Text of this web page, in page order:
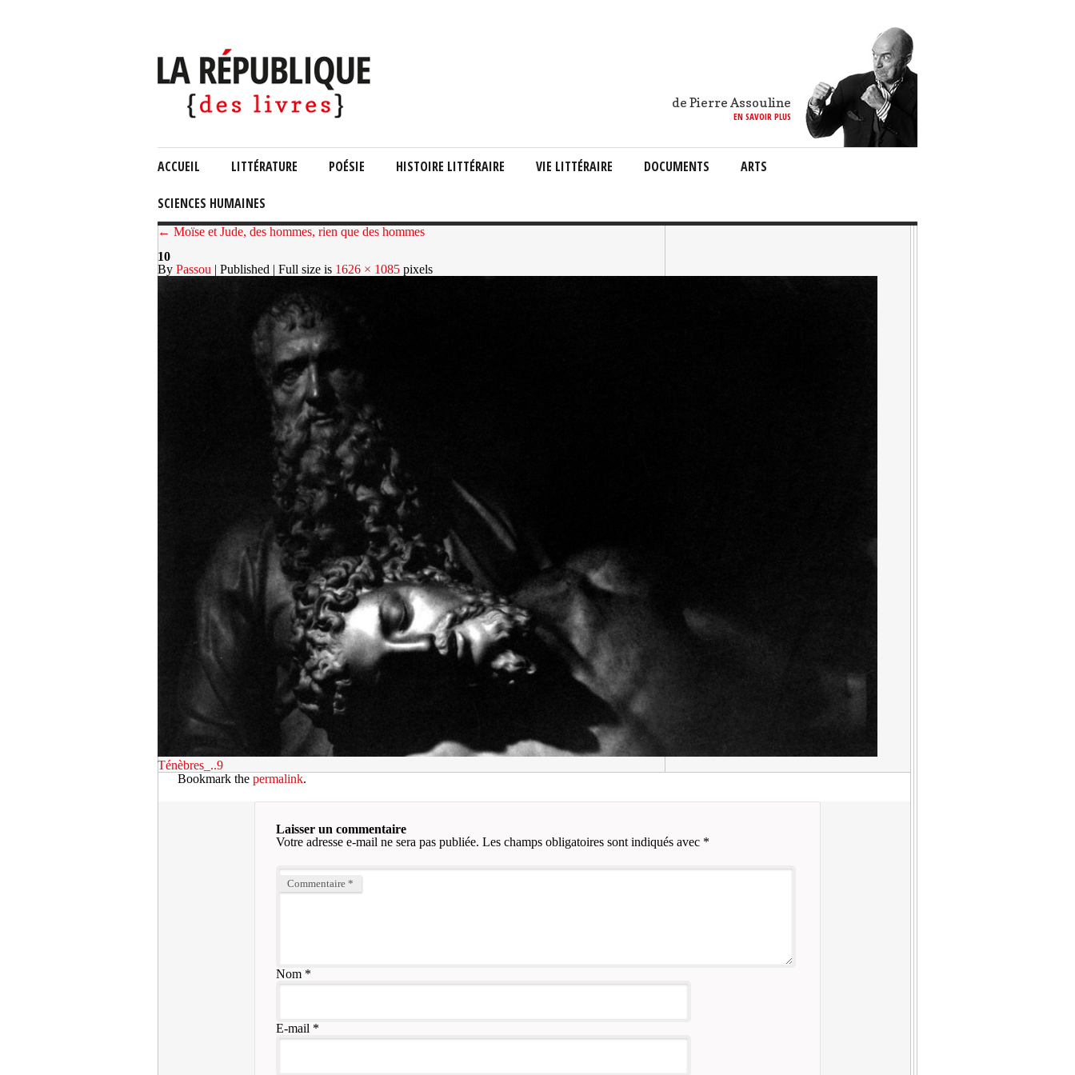
de Pierre Assouline
EN SAVOIR PLUS
ACCUEIL LITTÉRATURE POÉSIE HISTOIRE LITTÉRAIRE VIE LITTÉRAIRE DOCUMENTS ARTS
SCIENCES HUMAINES
← Moïse et Jude, des hommes, rien que des hommes
10
By Passou | Published | Full size is 1626 × 1085 pixels
Ténèbres_..9
Bookmark the permalink.
Laisser un commentaire
Votre adresse e-mail ne sera pas publiée. Les champs obligatoires sont indiqués avec *
Commentaire *
Nom*
E-mail *